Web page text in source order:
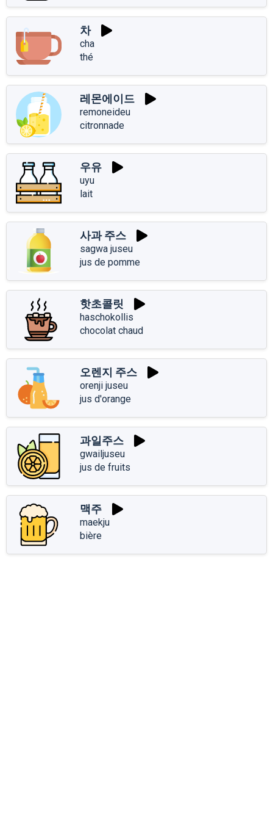
차
cha
thé
레몬에이드
remoneideu
citronnade
우유
uyu
lait
사과 주스
sagwa juseu
jus de pomme
핫초콜릿
haschokollis
chocolat chaud
오렌지 주스
orenji juseu
jus d'orange
과일주스
gwailjuseu
jus de fruits
맥주
maekju
bière